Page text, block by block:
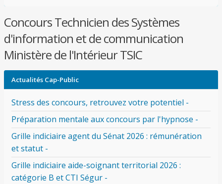
Concours Technicien des Systèmes
d'information et de communication
Ministère de l'Intérieur TSIC
Actualités Cap-Public
Stress des concours, retrouvez votre potentiel -
Préparation mentale aux concours par l'hypnose -
Grille indiciaire agent du Sénat 2026 : rémunération
et statut -
Grille indiciaire aide-soignant territorial 2026 :
catégorie B et CTI Ségur -